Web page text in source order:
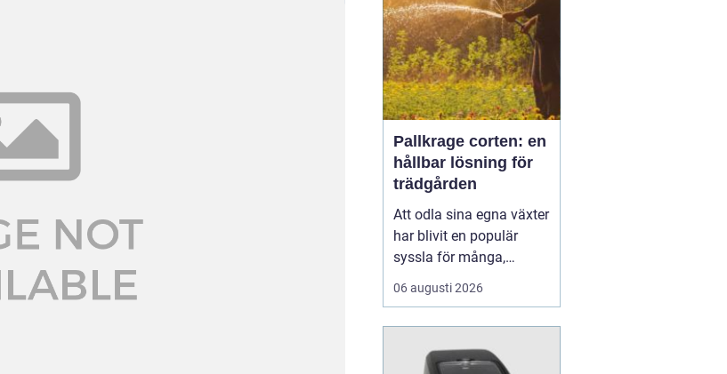
Pallkrage corten: en
hållbar lösning för
trädgården
Att odla sina egna växter
har blivit en populär
syssla för många,
oavsett om det handlar
om att ha en prunkande
balkongträdgård i stan.
06 augusti 2026